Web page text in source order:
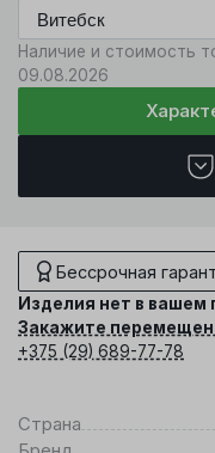
Наличие и стоимость
09.08.2026
Бессрочная
Изделия нет в вашем
Закажите
+375 (29) 689-77-78
Страна